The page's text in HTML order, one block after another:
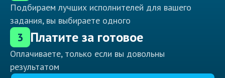
Подбираем лучших исполнителей для вашего
задания, вы выбираете одного
3 Платите за готовое
Оплачиваете, только если вы довольны
результатом